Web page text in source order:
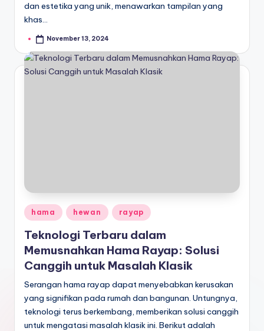
dan estetika yang unik, menawarkan tampilan yang
khas…
PostedNovember 13, 2024
Posted
in
hama hewan rayap
Teknologi Terbaru dalam
Memusnahkan Hama Rayap: Solusi
Canggih untuk Masalah Klasik
Serangan hama rayap dapat menyebabkan kerusakan
yang signifikan pada rumah dan bangunan. Untungnya,
teknologi terus berkembang, memberikan solusi canggih
untuk mengatasi masalah klasik ini. Berikut adalah